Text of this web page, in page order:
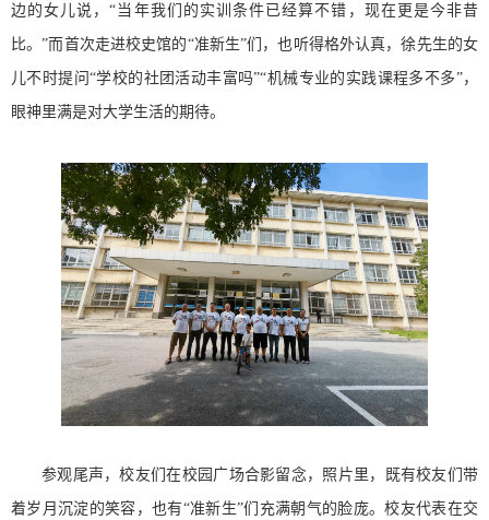
边的女儿说，“当年我们的实训条件已经算不错，现在更是今非昔
比。”而首次走进校史馆的“准新生”们，也听得格外认真，徐先生的女
儿不时提问“学校的社团活动丰富吗”“机械专业的实践课程多不多”，
眼神里满是对大学生活的期待。
参观尾声，校友们在校园广场合影留念，照片里，既有校友们带
着岁月沉淀的笑容，也有“准新生”们充满朝气的脸庞。校友代表在交